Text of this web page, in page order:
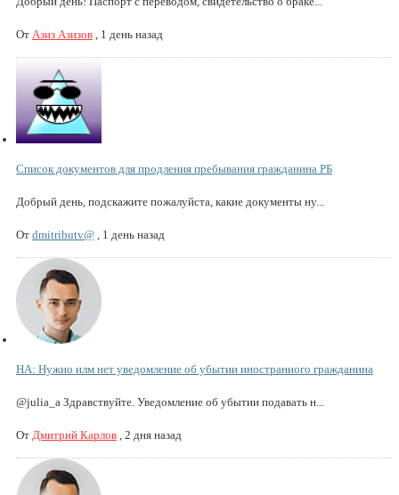
От Азиз Азизов , 1 день назад
Список документов для продления пребывания гражданина РБ
Добрый день, подскажите пожалуйста, какие документы ну...
От dmitributv@ , 1 день назад
НА: Нужно илм нет уведомление об убытии иностранного гражданина
@julia_a Здравствуйте. Уведомление об убытии подавать н...
От Дмитрий Карлов , 2 дня назад